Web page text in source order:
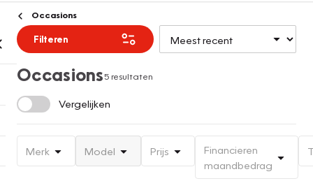
Occasions
Filteren
Occasions5 resultaten
Vergelijken
Merk Model Prijs
Financieren
maandbedrag